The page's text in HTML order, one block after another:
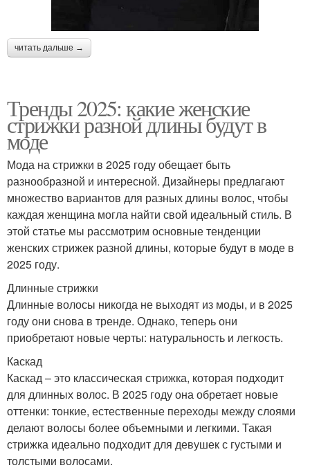
читать дальше →
Тренды 2025: какие женские
стрижки разной длины будут в
моде
Мода на стрижки в 2025 году обещает быть
разнообразной и интересной. Дизайнеры предлагают
множество вариантов для разных длины волос, чтобы
каждая женщина могла найти свой идеальный стиль. В
этой статье мы рассмотрим основные тенденции
женских стрижек разной длины, которые будут в моде в
2025 году.
Длинные стрижки
Длинные волосы никогда не выходят из моды, и в 2025
году они снова в тренде. Однако, теперь они
приобретают новые черты: натуральность и легкость.
Каскад
Каскад – это классическая стрижка, которая подходит
для длинных волос. В 2025 году она обретает новые
оттенки: тонкие, естественные переходы между слоями
делают волосы более объемными и легкими. Такая
стрижка идеально подходит для девушек с густыми и
толстыми волосами.